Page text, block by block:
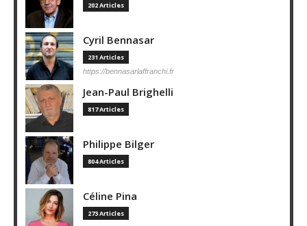
202 Articles
Cyril Bennasar
231 Articles
https://bennasarlaffranchi.fr
Jean-Paul Brighelli
817 Articles
Philippe Bilger
804 Articles
Céline Pina
273 Articles